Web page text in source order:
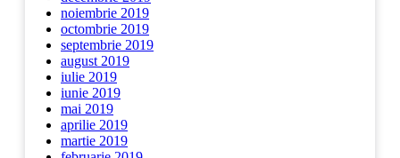
noiembrie 2019
octombrie 2019
septembrie 2019
august 2019
iulie 2019
iunie 2019
mai 2019
aprilie 2019
martie 2019